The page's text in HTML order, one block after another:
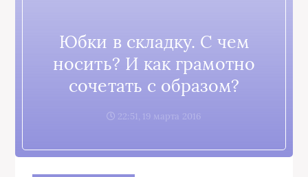
Юбки в складку. С чем
носить? И как грамотно
сочетать с образом?
22:51, 19 марта 2016